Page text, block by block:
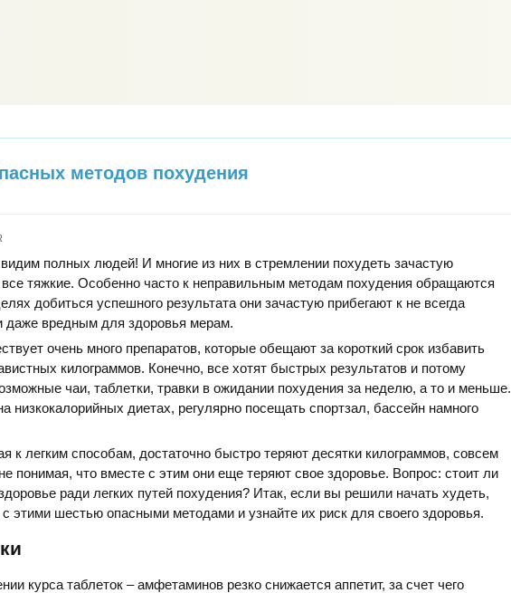
методов похудения
полных людей! И многие из них в стремлении похудеть зачастую
все тяжкие. Особенно часто к неправильным методам похудения обращаются
добиться успешного результата они зачастую прибегают к не всегда
даже вредным для здоровья мерам.
очень много препаратов, которые обещают за короткий срок избавить
килограммов. Конечно, все хотят быстрых результатов и потому
чаи, таблетки, травки в ожидании похудения за неделю, а то и меньше.
низкокалорийных диетах, регулярно посещать спортзал, бассейн намного
к легким способам, достаточно быстро теряют десятки килограммов, совсем
понимая, что вместе с этим они еще теряют свое здоровье. Вопрос: стоит ли
ради легких путей похудения? Итак, если вы решили начать худеть,
с этими шестью опасными методами и узнайте их риск для своего здоровья.
курса таблеток – амфетаминов резко снижается аппетит, за счет чего